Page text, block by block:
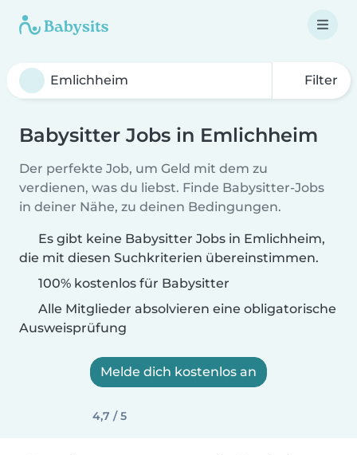
Filter
Babysitter Jobs in Emlichheim
Der perfekte Job, um Geld mit dem zu
verdienen, was du liebst. Finde Babysitter-Jobs
in deiner Nähe, zu deinen Bedingungen.
Es gibt keine Babysitter Jobs in Emlichheim,
die mit diesen Suchkriterien übereinstimmen.
100% kostenlos für Babysitter
Alle Mitglieder absolvieren eine obligatorische
Ausweisprüfung
Melde dich kostenlos an
4,7 / 5